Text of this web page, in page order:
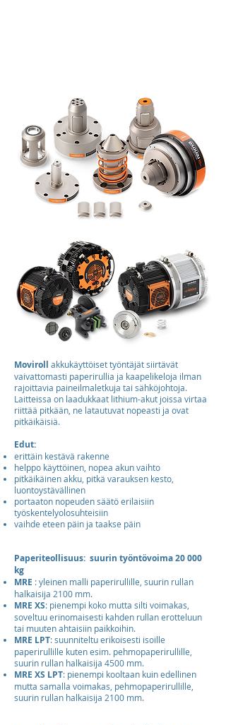
Moviroll akkukäyttöiset työntäjät siirtävät
vaivattomasti paperirullia ja kaapelikeloja ilman
rajoittavia paineilmaletkuja tai sähköjohtoja.
Laitteissa on laadukkaat lithium-akut joissa virtaa
riittää pitkään, ne latautuvat nopeasti ja ovat
pitkäikäisiä.
Edut:
erittäin kestävä rakenne
helppo käyttöinen, nopea akun vaihto
pitkäikäinen akku, pitkä varauksen kesto,
luontoystävällinen
portaaton nopeuden säätö erilaisiin
työskentelyolosuhteisiin
vaihde eteen päin ja taakse päin
Paperiteollisuus: suurin työntövoima 20 000
kg
MRE : yleinen malli paperirullille, suurin rullan
halkaisija 2100 mm.
MRE XS: pienempi koko mutta silti voimakas,
soveltuu erinomaisesti kahden rullan erotteluun
tai muuten ahtaisiin paikkoihin.
MRE LPT: suunniteltu erikoisesti isoille
paperirullille kuten esim. pehmopaperirullille,
suurin rullan halkaisija 4500 mm.
MRE XS LPT: pienempi kooltaan kuin edellinen
mutta samalla voimakas, pehmopaperirullille,
suurin rullan halkaisija 2100 mm.